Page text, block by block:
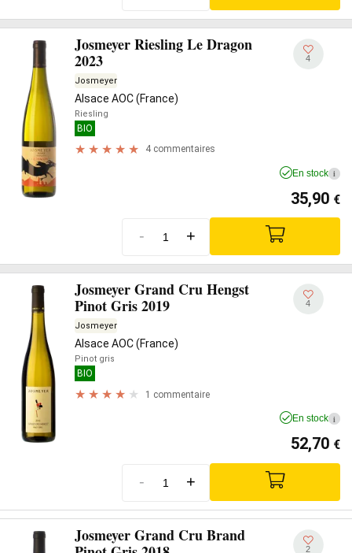
Josmeyer Riesling Le Dragon
2023
Josmeyer
Alsace AOC (France)
Riesling
BIO
4 commentaires
4
En stock i
35,90 €
- +
Josmeyer Grand Cru Hengst
Pinot Gris 2019
Josmeyer
Alsace AOC (France)
Pinot gris
BIO
1 commentaire
4
En stock i
52,70 €
- +
Josmeyer Grand Cru Brand
2